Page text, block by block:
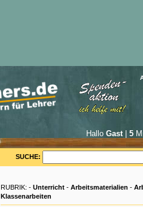
Hallo Gast| 5
SUCHE:
RUBRIK: - Unterricht - Arbeitsmaterialien -
Klassenarbeiten